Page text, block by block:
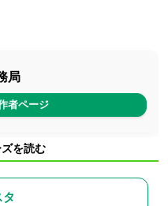
局
者ページ
を読む